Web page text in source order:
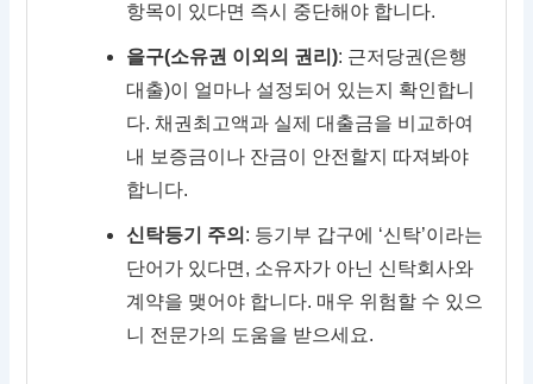
항목이 있다면 즉시 중단해야 합니다.
을구(소유권 이외의 권리): 근저당권(은행
대출)이 얼마나 설정되어 있는지 확인합니
다. 채권최고액과 실제 대출금을 비교하여
내 보증금이나 잔금이 안전할지 따져봐야
합니다.
신탁등기 주의 : 등기부 갑구에 ‘신탁’이라는
단어가 있다면, 소유자가 아닌 신탁회사와
계약을 맺어야 합니다. 매우 위험할 수 있으
니 전문가의 도움을 받으세요.